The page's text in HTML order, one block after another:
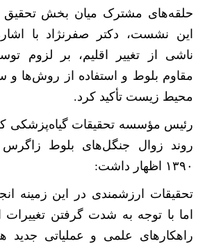
حلقه‌های مشترک میان بخش تحقیق
این نشست، دکتر صفرنژاد با
ناشی از تغییر اقلیم، بر لزوم
مقاوم بلوط و استفاده از روش‌ها و
محیط زیست تأکید کرد.
رئیس مؤسسه تحقیقات گیاه‌پزشکی
روند زوال جنگل‌های بلوط زاگرس
۱۳۹۰ اظهار داشت:
تحقیقات ارزشمندی در این زمینه
اما با توجه به شدت گرفتن تغییرات
راهکارهای علمی و عملیاتی جدید